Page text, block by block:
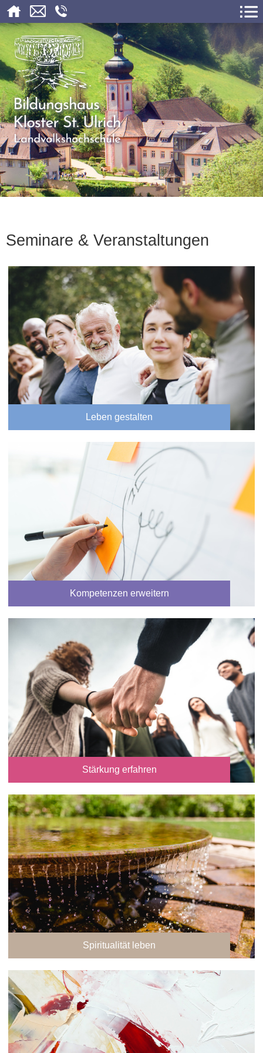
Seminare & Veranstaltungen
Leben gestalten
Kompetenzen erweitern
Stärkung erfahren
Spiritualität leben